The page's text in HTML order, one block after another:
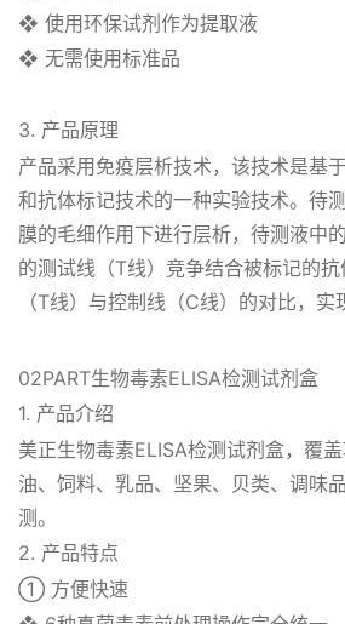
❖ 使用环保试剂作为提取液
❖ 无需使用标准品
3. 产品原理
产品采用免疫层析技术，该技术是基
和抗体标记技术的一种实验技术。待
膜的毛细作用下进行层析，待测液中
的测试线（T线）竞争结合被标记的
（T线）与控制线（C线）的对比，实
02PART生物毒素ELISA检测试剂盒
1. 产品介绍
美正生物毒素ELISA检测试剂盒，覆
油、饲料、乳品、坚果、贝类、调味
测。
2. 产品特点
① 方便快速